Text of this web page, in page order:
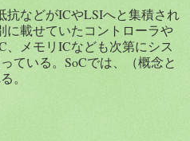
抗などがICやLSIへと集積され
に載せていたコントローラや
、メモリICなども次第にシス
ている。SoCでは、（概念と
。